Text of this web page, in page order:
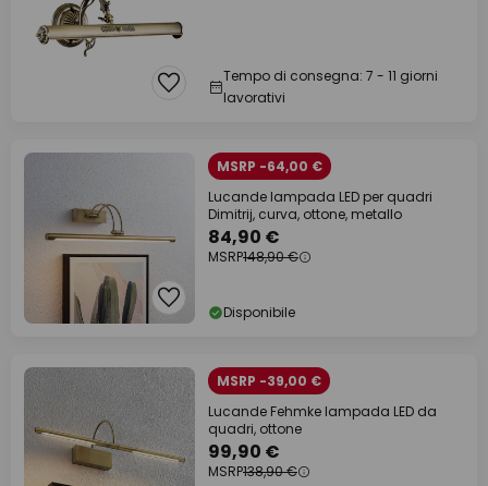
Tempo di consegna: 7 - 11 giorni
lavorativi
MSRP -64,00 €
Lucande lampada LED per quadri
Dimitrij, curva, ottone, metallo
84,90 €
MSRP148,90 €
Disponibile
MSRP -39,00 €
Lucande Fehmke lampada LED da
quadri, ottone
99,90 €
MSRP138,90 €